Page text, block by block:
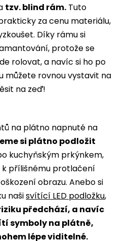
tzv. blind rám. Tuto
za cenu materiálu,
Díky rámu si
protože se
rolovat, a navíc si ho po
můžete rovnou vystavit na
na zeď!
na plátno napnuté na
si plátno podložit
kuchyňským prkýnkem,
přílišnému protlačení
obrazu. Anebo si
našisvítící LED podložku,
předchází, a navíc
symboly na plátně,
lépe viditelné.